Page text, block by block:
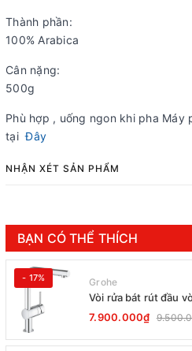
Thành phần:
100% Arabica
Cân nặng:
500g
Phù hợp , uống ngon khi pha Máy
tại Đây
NHẬN XÉT SẢN PHẨM
BẠN CÓ THỂ THÍCH
- 17% Grohe
Vòi rửa bát rút đầu
7.900.000₫